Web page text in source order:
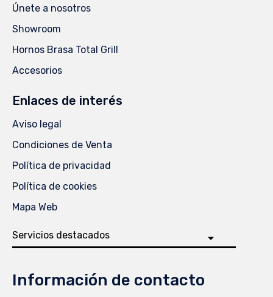
Únete a nosotros
Showroom
Hornos Brasa Total Grill
Accesorios
Enlaces de interés
Aviso legal
Condiciones de Venta
Política de privacidad
Política de cookies
Mapa Web
Información de contacto